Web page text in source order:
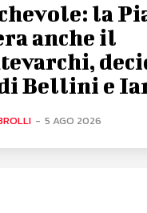
la
anche il
Bellini e
- 5 AGO 2026